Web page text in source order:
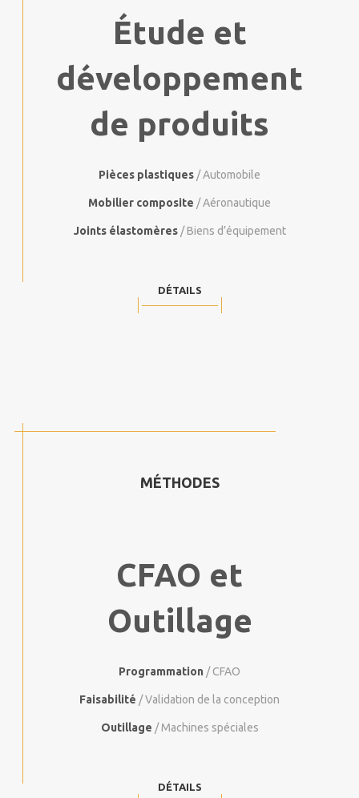
Étude et
développement
de produits
Pièces plastiques / Automobile
Mobilier composite / Aéronautique
Joints élastomères/ Biens d’équipement
DÉTAILS
MÉTHODES
CFAO et
Outillage
Programmation / CFAO
Faisabilité / Validation de la conception
Outillage / Machines spéciales
DÉTAILS